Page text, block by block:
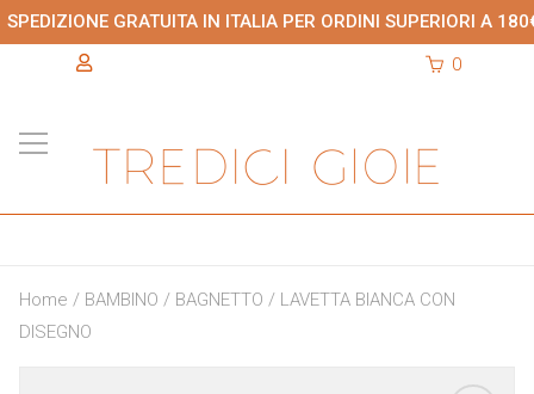
SPEDIZIONE GRATUITA IN ITALIA PER ORDINI SUPERIORI A
0
Home / BAMBINO / BAGNETTO / LAVETTA BIANCA CON
DISEGNO